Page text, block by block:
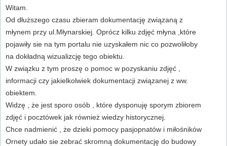
Witam.
Od dłuższego czasu zbieram dokumentację związaną z
młynem przy ul.Młynarskiej. Oprócz kilku zdjęć młyna ,które
pojawiły sie na tym portalu nie uzyskałem nic co pozwoliłoby
na dokładną wizualizcję tego obiektu.
W związku z tym proszę o pomoc w pozyskaniu zdjęć ,
informacji czy jakielkolwiek dokumentacji związanej z ww.
obiektem.
Widzę , że jest sporo osób , które dysponuję sporym zbiorem
zdjęć i pocztówek jak również wiedzy historycznej.
Chce nadmienić , że dzieki pomocy pasjopnatów i miłośników
Ornety udało sie zebrać skromną dokumentację do budowy